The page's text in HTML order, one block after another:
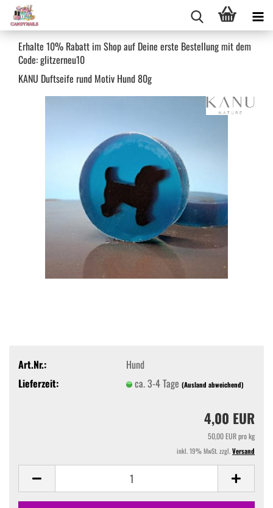
Erhalte 10% Rabatt im Shop auf Deine erste Bestellung mit dem
Code: glitzerneu10
KANU Duft­sei­fe rund Motiv Hund 80g
Art.Nr.:
Hund
Lieferzeit:
ca. 3-4 Tage (Ausland abweichend)
4,00 EUR
50,00 EUR pro kg
inkl. 19% MwSt. zzgl.Versand